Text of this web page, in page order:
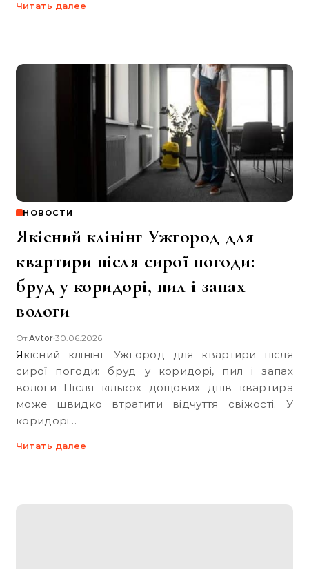
Читать далее
НОВОСТИ
Якісний клінінг Ужгород для
квартири після сирої погоди:
бруд у коридорі, пил і запах
вологи
ОтAvtor•30.06.2026
Якісний клінінг Ужгород для квартири після
сирої погоди: бруд у коридорі, пил і запах
вологи Після кількох дощових днів квартира
може швидко втратити відчуття свіжості. У
коридорі…
Читать далее